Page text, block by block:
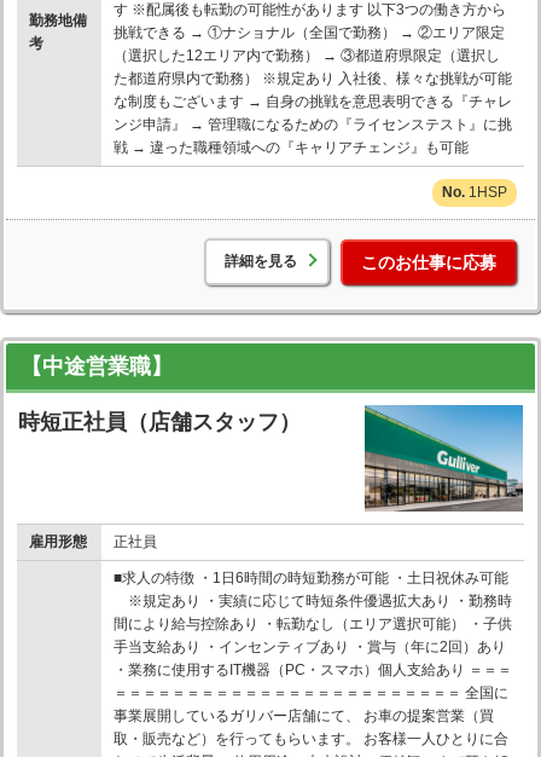
勤務地備
考
す ※配属後も転勤の可能性があります 以下3つの働き方から
挑戦できる → ①ナショナル（全国で勤務） → ②エリア限定
（選択した12エリア内で勤務） → ③都道府県限定（選択し
た都道府県内で勤務） ※規定あり 入社後、様々な挑戦が可能
な制度もございます → 自身の挑戦を意思表明できる『チャレ
ンジ申請』 → 管理職になるための『ライセンステスト』に挑
戦 → 違った職種領域への『キャリアチェンジ』も可能
1HSP
詳細を見る このお仕事に応募
【中途営業職】
時短正社員（店舗スタッフ）
雇用形態 正社員
■求人の特徴 ・1日6時間の時短勤務が可能 ・土日祝休み可能
※規定あり ・実績に応じて時短条件優遇拡大あり ・勤務時
間により給与控除あり ・転勤なし（エリア選択可能） ・子供
手当支給あり ・インセンティブあり ・賞与（年に2回）あり
・業務に使用するIT機器（PC・スマホ）個人支給あり ＝＝＝
＝＝＝＝＝＝＝＝＝＝＝＝＝＝＝＝＝＝＝＝＝＝＝＝ 全国に
事業展開しているガリバー店舗にて、 お車の提案営業（買
取・販売など）を行ってもらいます。 お客様一人ひとりに合